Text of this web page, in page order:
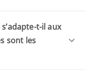
t-il aux
sont les